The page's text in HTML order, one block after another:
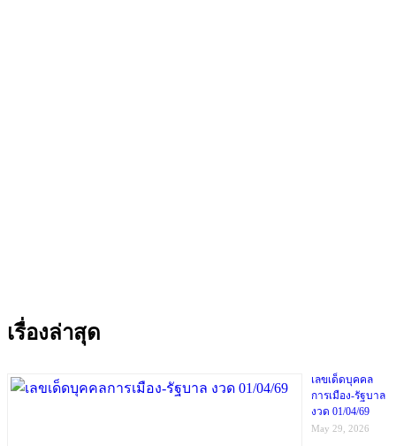
เรื่องล่าสุด
เลขเด็ดบุคคล
การเมือง-รัฐบาล
งวด 01/04/69
May 29, 2026